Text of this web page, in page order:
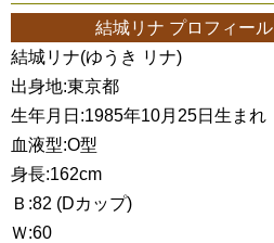
結城リナ プロフィール
結城リナ(ゆうき リナ)
出身地:東京都
生年月日:1985年10月25日生まれ
血液型:O型
身長:162cm
Ｂ:82 (Dカップ)
Ｗ:60